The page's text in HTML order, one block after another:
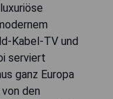
Kabel-TV und
serviert
ganz Europa
den